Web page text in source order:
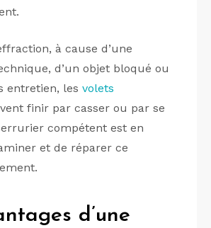
à cause d’une
d’un objet bloqué ou
entretien, les volets
finir par casser ou par se
compétent est en
et de réparer ce
d’une